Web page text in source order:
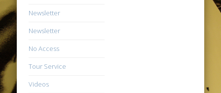
Newsletter
Newsletter
No Access
Tour Service
Videos